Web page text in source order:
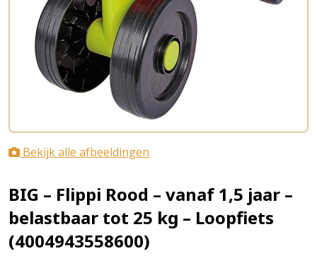
Bekijk alle afbeeldingen
BIG – Flippi Rood – vanaf 1,5 jaar –
belastbaar tot 25 kg – Loopfiets
(4004943558600)